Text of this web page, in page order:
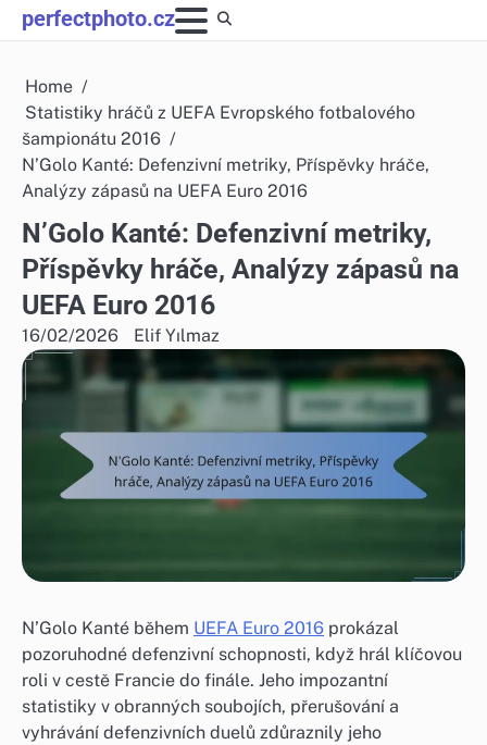
Skip
to
perfectphoto.cz
Home
Statistiky hráčů z UEFA Evropského fotbalového
šampionátu 2016
N’Golo Kanté: Defenzivní metriky, Příspěvky hráče,
Analýzy zápasů na UEFA Euro 2016
N’Golo Kanté: Defenzivní metriky,
Příspěvky hráče, Analýzy zápasů na
UEFA Euro 2016
16/02/2026 Elif Yılmaz
N’Golo Kanté během UEFA Euro 2016 prokázal
pozoruhodné defenzivní schopnosti, když hrál klíčovou
roli v cestě Francie do finále. Jeho impozantní
statistiky v obranných soubojích, přerušování a
vyhrávání defenzivních duelů zdůraznily jeho